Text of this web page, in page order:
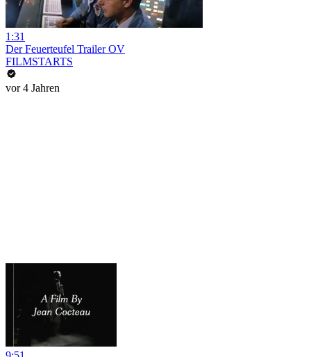
1:31
Der Feuerteufel Trailer OV
FILMSTARTS
vor 4 Jahren